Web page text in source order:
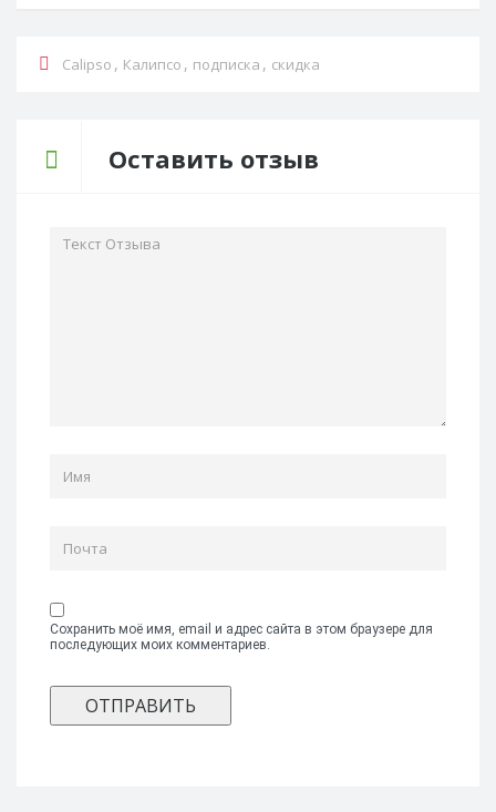
Calipso , Калипсо , подписка , скидка
Оставить отзыв
Сохранить моё имя, email и адрес сайта в этом браузере для
последующих моих комментариев.